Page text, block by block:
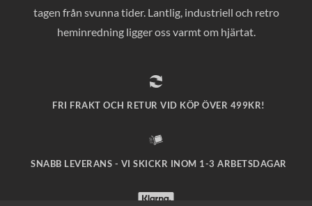
tagen från svunna tider. Lantlig, industriell och retro
heminredning ligger oss varmt om hjärtat.
FRI FRAKT OCH RETUR VID KÖP ÖVER 499KR!
SNABB LEVERANS - VI SKICKR INOM 1-3 ARBETSDAGAR